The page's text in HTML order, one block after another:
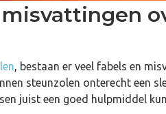
misvattingen
, bestaan er veel fabels en
steunzolen onterecht een
juist een goed hulpmiddel